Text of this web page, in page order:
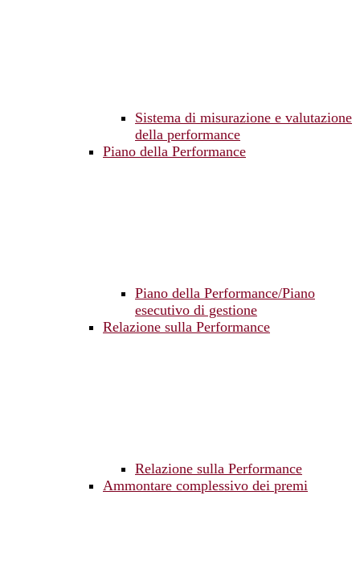
Sistema di misurazione e valutazione
della performance
Piano della Performance
Piano della Performance/Piano
esecutivo di gestione
Relazione sulla Performance
Relazione sulla Performance
Ammontare complessivo dei premi